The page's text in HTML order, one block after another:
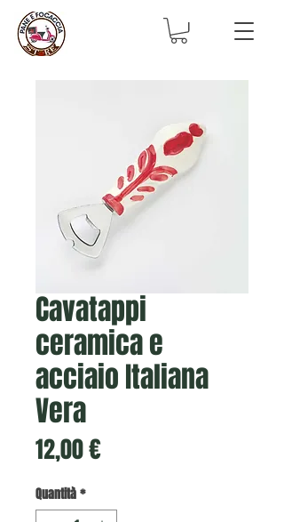
Cavatappi
ceramica e
acciaio Italiana
Vera
12,00 €Prezzo
Quantità*